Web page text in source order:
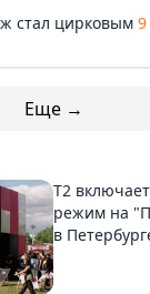
стал цирковым
Еще →
Т2
режим на
в